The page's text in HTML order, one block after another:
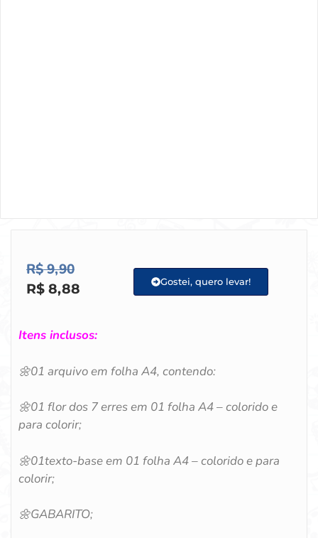
R$9,90
R$ 8,88 Gostei, quero levar!
Itens inclusos:
🌼01 arquivo em folha A4, contendo:
🌼01 flor dos 7 erres em 01 folha A4 – colorido e
para colorir;
🌼01texto-base em 01 folha A4 – colorido e para
colorir;
🌼GABARITO;